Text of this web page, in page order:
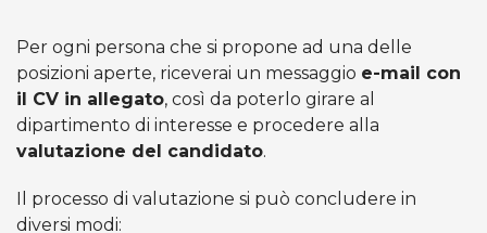
Per ogni persona che si propone ad una delle
posizioni aperte, riceverai un messaggio e-mail con
il CV in allegato, così da poterlo girare al
dipartimento di interesse e procedere alla
valutazione del candidato.
Il processo di valutazione si può concludere in
diversi modi: